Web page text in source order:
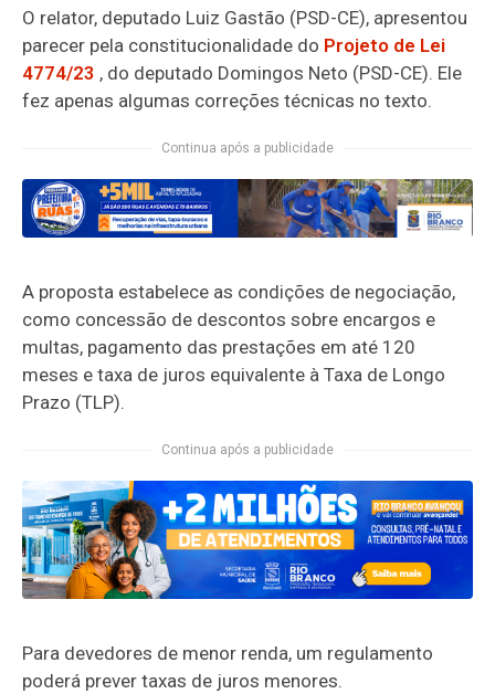
O relator, deputado Luiz Gastão (PSD-CE), apresentou
parecer pela constitucionalidade do Projeto de Lei
4774/23 , do deputado Domingos Neto (PSD-CE). Ele
fez apenas algumas correções técnicas no texto.
Continua após a publicidade
A proposta estabelece as condições de negociação,
como concessão de descontos sobre encargos e
multas, pagamento das prestações em até 120
meses e taxa de juros equivalente à Taxa de Longo
Prazo (TLP).
Continua após a publicidade
Para devedores de menor renda, um regulamento
poderá prever taxas de juros menores.